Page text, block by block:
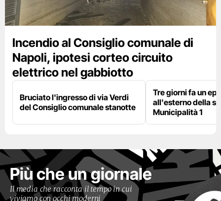
Incendio al Consiglio comunale di
Napoli, ipotesi corteo circuito
elettrico nel gabbiotto
Bruciato l'ingresso di via Verdi
del Consiglio comunale stanotte
Tre giorni fa un
all'esterno della
Municipalità 1
Più che un giornale
Il media che racconta il tempo in cui
viviamo con occhi moderni